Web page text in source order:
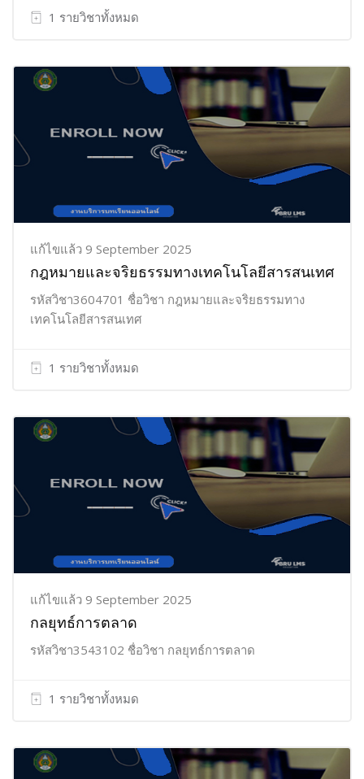
1 รายวิชาทั้งหมด
แก้ไขแล้ว 9 September 2025
กฎหมายและจริยธรรมทางเทคโนโลยีสารสนเทศ
รหัสวิชา3604701 ชื่อวิชา กฎหมายและจริยธรรมทาง
เทคโนโลยีสารสนเทศ
1 รายวิชาทั้งหมด
แก้ไขแล้ว 9 September 2025
กลยุทธ์การตลาด
รหัสวิชา3543102 ชื่อวิชา กลยุทธ์การตลาด
1 รายวิชาทั้งหมด